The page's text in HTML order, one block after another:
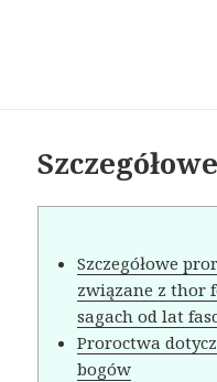
Szczegółowe
związane z thor
sagach od lat
Proroctwa
bogów